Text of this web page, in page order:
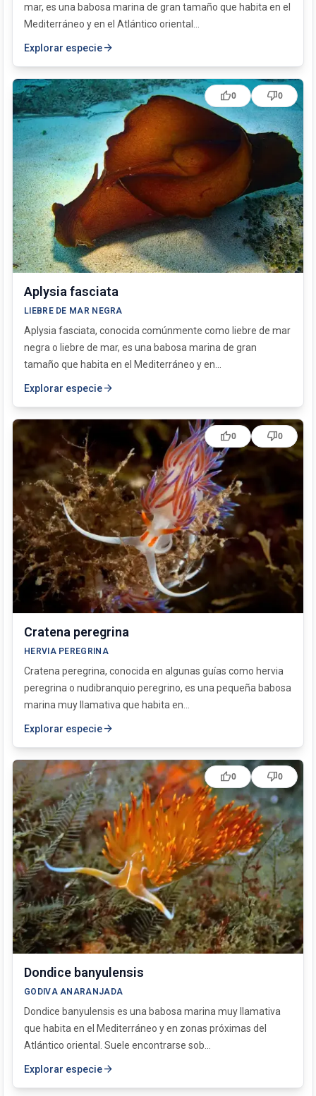
mar, es una babosa marina de gran tamaño que habita en el
Mediterráneo y en el Atlántico oriental...
Explorar especiearrow_forward
Aplysia fasciata
LIEBRE DE MAR NEGRA
Aplysia fasciata, conocida comúnmente como liebre de mar
negra o liebre de mar, es una babosa marina de gran
tamaño que habita en el Mediterráneo y en...
Explorar especiearrow_forward
thumb_up0 thumb_down0
Cratena peregrina
HERVIA PEREGRINA
Cratena peregrina, conocida en algunas guías como hervia
peregrina o nudibranquio peregrino, es una pequeña babosa
marina muy llamativa que habita en...
Explorar especiearrow_forward
thumb_up0 thumb_down0
Dondice banyulensis
GODIVA ANARANJADA
Dondice banyulensis es una babosa marina muy llamativa
que habita en el Mediterráneo y en zonas próximas del
Atlántico oriental. Suele encontrarse sob...
Explorar especiearrow_forward
thumb_up0 thumb_down0